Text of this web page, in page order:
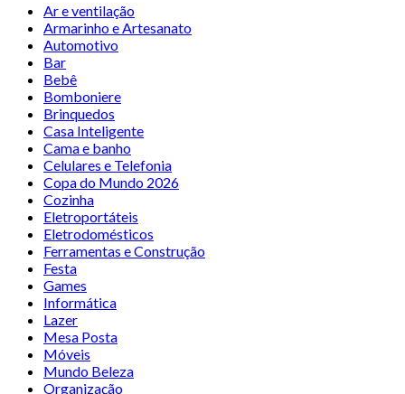
Ar e ventilação
Armarinho e Artesanato
Automotivo
Bar
Bebê
Bomboniere
Brinquedos
Casa Inteligente
Cama e banho
Celulares e Telefonia
Copa do Mundo 2026
Cozinha
Eletroportáteis
Eletrodomésticos
Ferramentas e Construção
Festa
Games
Informática
Lazer
Mesa Posta
Móveis
Mundo Beleza
Organização